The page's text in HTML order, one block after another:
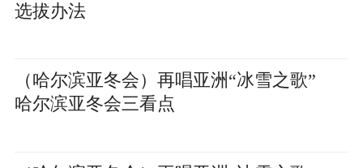
选拔办法
（哈尔滨亚冬会）再唱亚洲“冰雪之歌”
哈尔滨亚冬会三看点